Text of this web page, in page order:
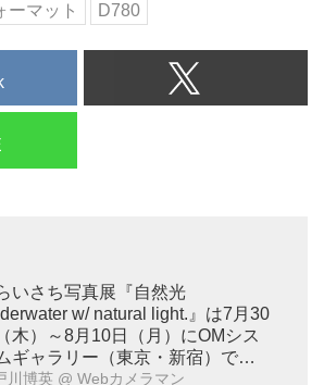
ーマット D780
いさち写真展『自然光
w/ natural light.』は7月30
木）～8月10日（月）にOMシス
ギャラリー（東京・新宿）で開
川博英 @ Webカメラマン